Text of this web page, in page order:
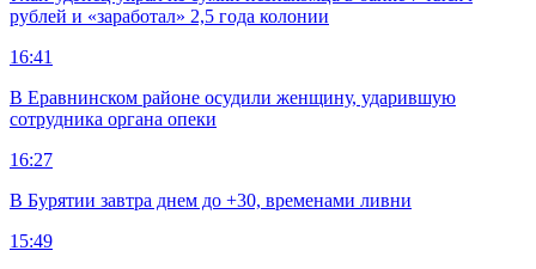
рублей и «заработал» 2,5 года колонии
16:41
В Еравнинском районе осудили женщину, ударившую
сотрудника органа опеки
16:27
В Бурятии завтра днем до +30, временами ливни
15:49